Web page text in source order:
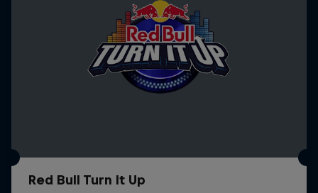
Red Bull Turn It Up